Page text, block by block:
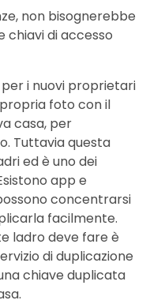
non bisognerebbe
chiavi di accesso
i nuovi proprietari
foto con il
casa, per
Tuttavia questa
ed è uno dei
app e
concentrarsi
facilmente.
ladro deve fare è
di duplicazione
chiave duplicata